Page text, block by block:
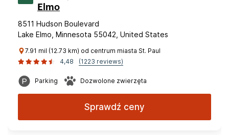
Elmo
8511 Hudson Boulevard
Lake Elmo, Minnesota 55042, United States
7.91 mil (12.73 km) od centrum miasta St. Paul
4,48
(1223 reviews)
Parking Dozwolone zwierzęta
Sprawdź ceny